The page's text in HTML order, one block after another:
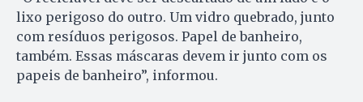
lixo perigoso do outro. Um vidro quebrado, junto
com resíduos perigosos. Papel de banheiro,
também. Essas máscaras devem ir junto com os
papeis de banheiro”, informou.